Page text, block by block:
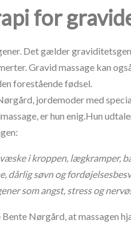
for
Det gælder
Gravid massage kan
forestående fødsel.
jordemoder med
er hun enig.Hun
i kroppen, lægkramper,
dårlig søvn og
som angst, stress og
Nørgård, at massagen